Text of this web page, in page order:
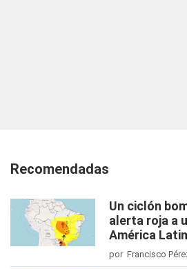
Recomendadas
Un ciclón
alerta roja a
América
por Francisco